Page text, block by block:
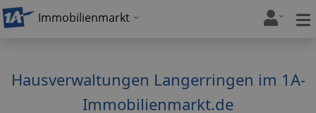
Immobilienmarkt
Hausverwaltungen Langerringen im 1A-
Immobilienmarkt.de